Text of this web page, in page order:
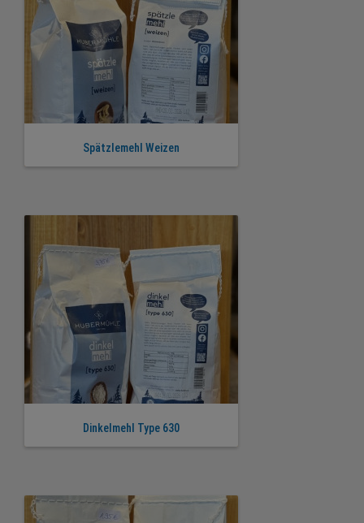
Spätzlemehl Weizen
Dinkelmehl Type 630